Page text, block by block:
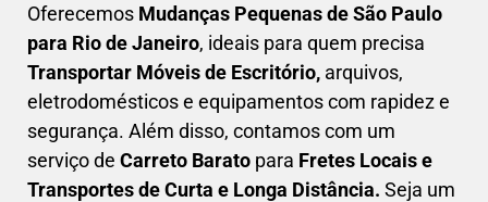
Oferecemos Mudanças Pequenasde São Paulo
para Rio de Janeiro, ideais para quem precisa
Transportar Móveis de Escritório, arquivos,
eletrodomésticos e equipamentos com rapidez e
segurança. Além disso, contamos com um
serviço de Carreto Barato para Fretes Locais e
Transportes de Curta e Longa Distância. Seja um